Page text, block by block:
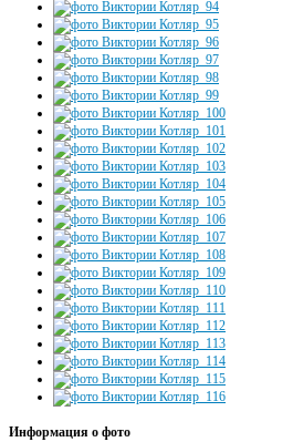
Информация о фото